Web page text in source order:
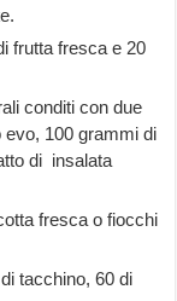
frutta fresca e 20
conditi con due
evo, 100 grammi di
di insalata
fresca o fiocchi
tacchino, 60 di